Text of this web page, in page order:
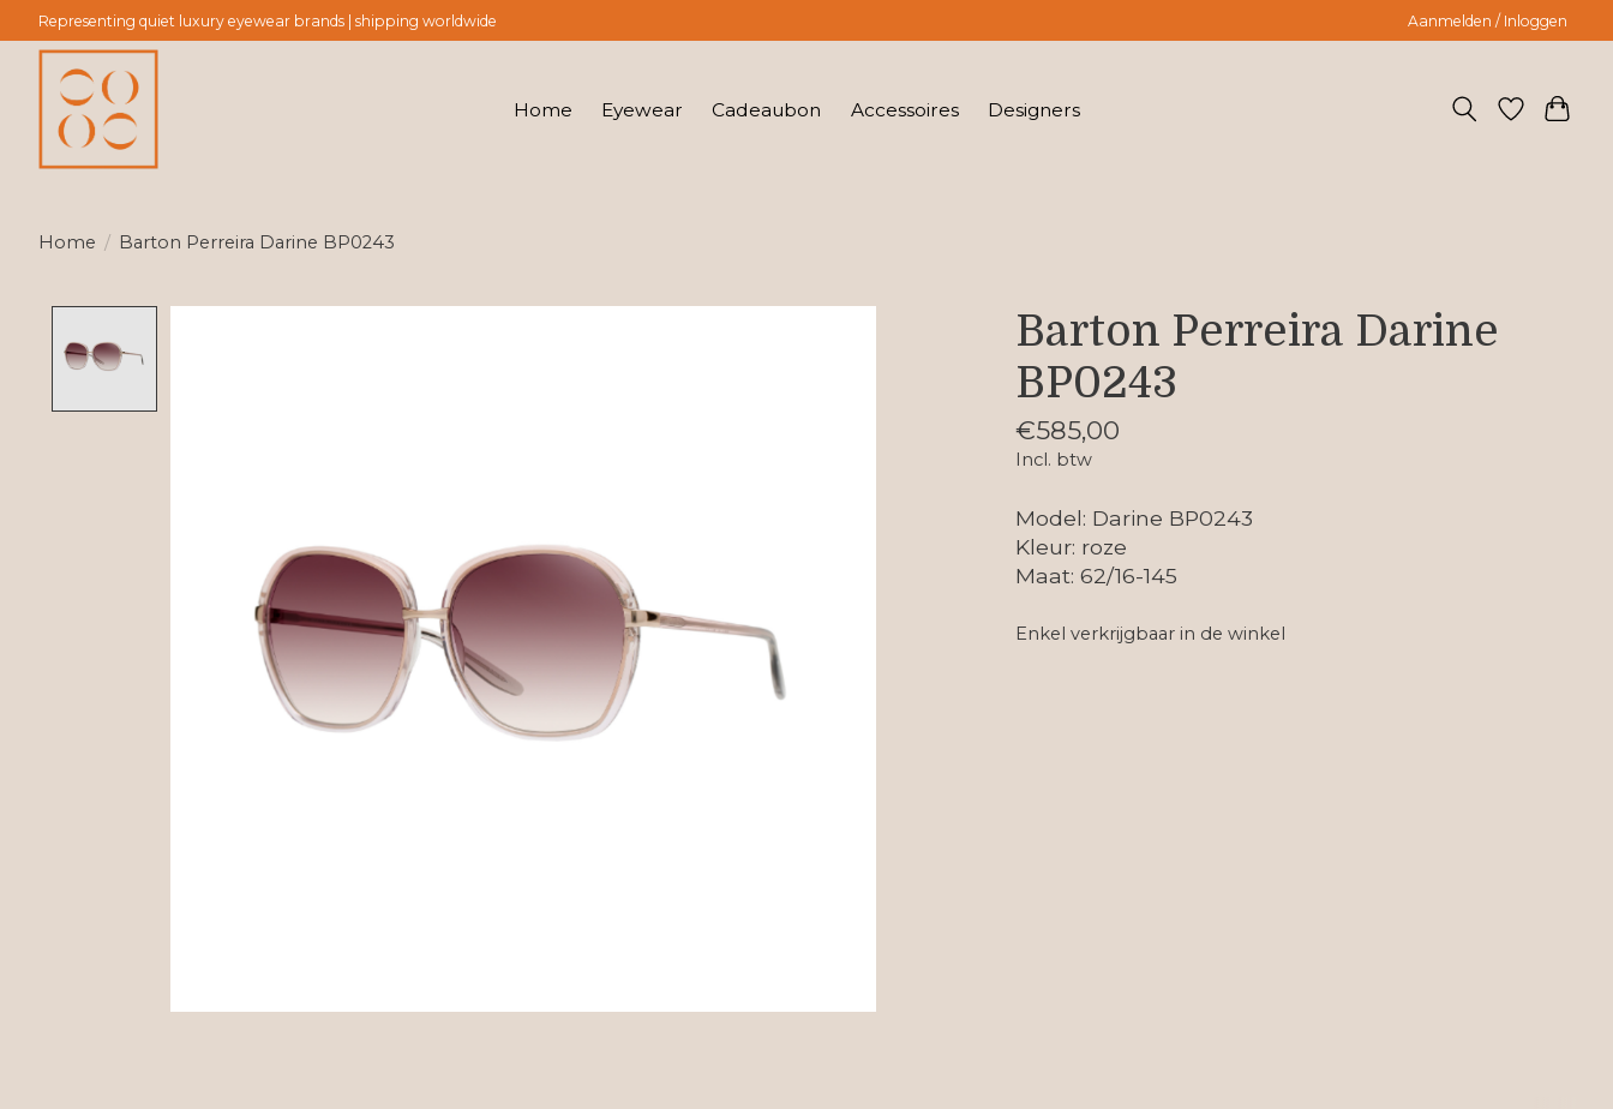
Representing quiet luxury eyewear brands | shipping worldwide Aanmelden / Inloggen
Home Eyewear Cadeaubon Accessoires Designers
Home / Barton Perreira Darine BP0243
Barton Perreira Darine
BP0243
€585,00
Incl. btw
Model: Darine BP0243
Kleur: roze
Maat: 62/16-145
Enkel verkrijgbaar in de winkel